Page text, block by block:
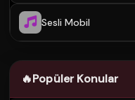
Sesli Mobil
🔥Popüler Konular